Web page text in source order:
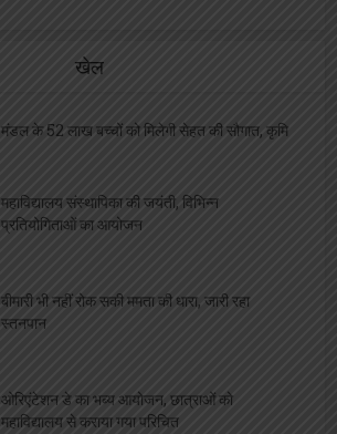
खेल
मंडल के 52 लाख बच्चों को मिलेगी सेहत की सौगात, कृमि
महाविद्यालय संस्थापिका की जयंती, विभिन्न
प्रतियोगिताओं का आयोजन
बीमारी भी नहीं रोक सकी ममता की धारा, जारी रहा
स्तनपान
ओरिएंटेशन डे का भब्य आयोजन, छात्राओं को
महाविद्यालय से कराया गया परिचित